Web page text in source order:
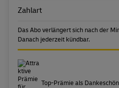
Zahlart
Das Abo verlängert sich nach der
Danach jederzeit kündbar.
Top-Prämie als Dankeschön